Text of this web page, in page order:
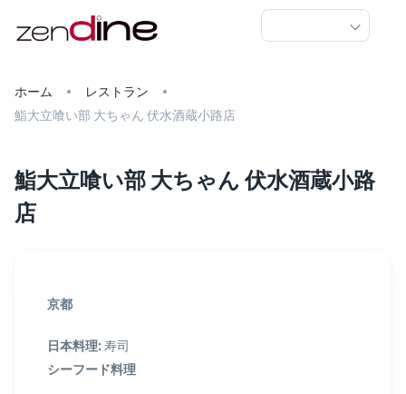
ホーム
レストラン
鮨大立喰い部 大ちゃん 伏水酒蔵小路店
鮨大立喰い部 大ちゃん 伏水酒蔵小路
店
京都
日本料理: 寿司
シーフード料理